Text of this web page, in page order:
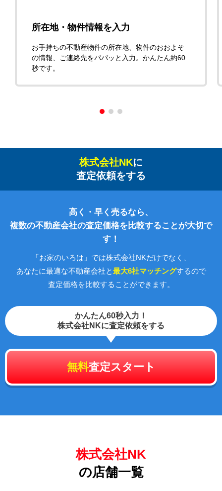
所在地・物件情報を入力
お手持ちの不動産物件の所在地、物件のおおよそ
の情報、ご連絡先をパパッと入力。かんたん約60
秒です。
株式会社NKに
査定依頼をする
高く・早く売るなら、
複数の不動産会社の査定価格を比較することが大切で
す！
「お家のいろは」では株式会社NKだけでなく、
あなたに最適な不動産会社と最大6社マッチングするので
査定価格を比較することができます。
かんたん60秒入力！
株式会社NKに査定依頼をする
無料査定スタート
株式会社NK
の店舗一覧